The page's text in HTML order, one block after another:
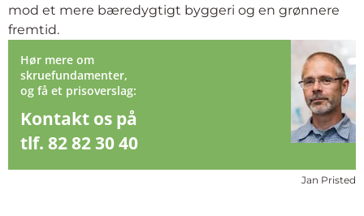
mod et mere bæredygtigt byggeri og en grønnere
fremtid.
Hør mere om
skruefundamenter,
og få et prisoverslag:
Kontakt os på
tlf. 82 82 30 40
Jan Pristed